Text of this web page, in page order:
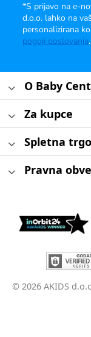
*S prijavo na e-
d.o.o. lahko na
personalizirana
pogoji poslovanja.
O Baby
Za kupce
Spletna
Pravna
© 2026 AKIDS